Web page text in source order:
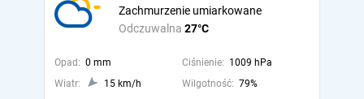
Odczuwalna 27°C
Zachmurzenie umiarkowane
Opad: 0 mm Ciśnienie: 1009 hPa
Wiatr:
15 km/h Wilgotność: 79%